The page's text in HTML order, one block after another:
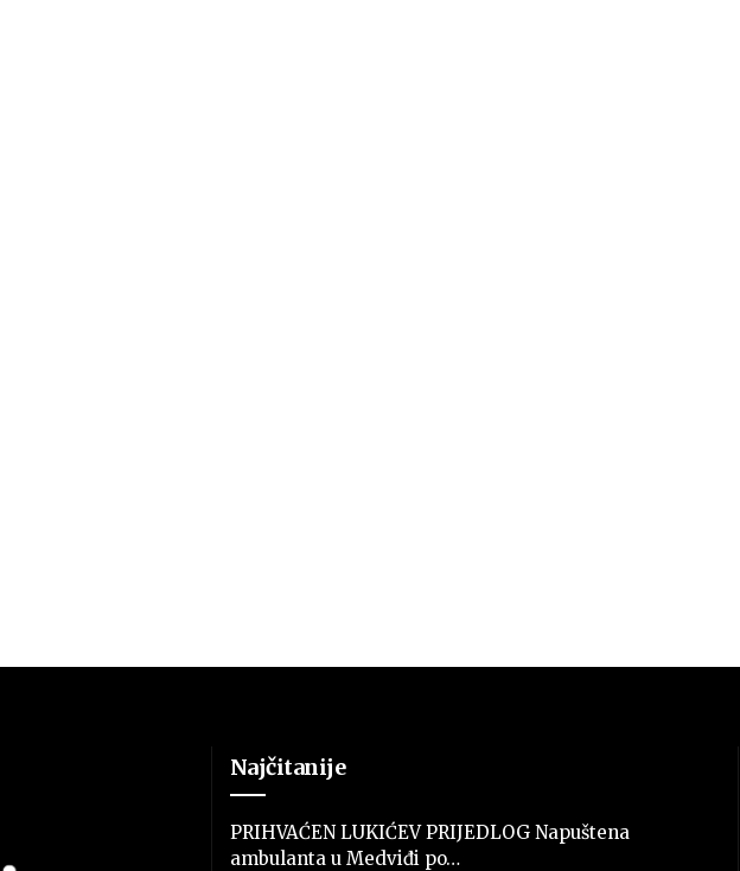
Najčitanije
PRIHVAĆEN LUKIĆEV PRIJEDLOG Napuštena
ambulanta u Medviđi po…